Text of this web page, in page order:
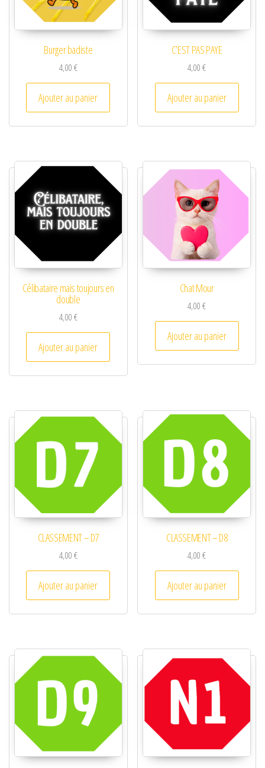
Burger badiste
4,00€
Ajouter au panier
C’EST PAS PAYE
4,00€
Ajouter au panier
Célibataire mais toujours en
double
4,00€
Ajouter au panier
Chat Mour
4,00€
Ajouter au panier
CLASSEMENT – D7
4,00€
Ajouter au panier
CLASSEMENT – D8
4,00€
Ajouter au panier